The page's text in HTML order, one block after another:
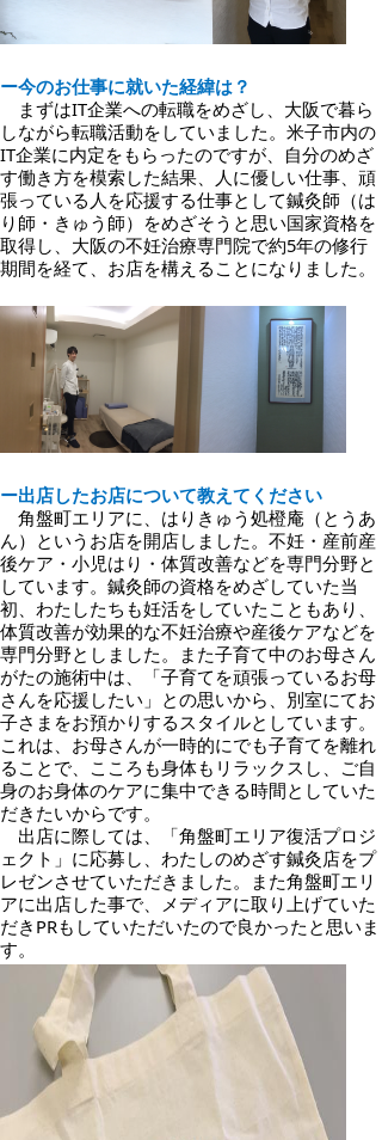
ー今のお仕事に就いた経緯は？
まずはIT企業への転職をめざし、大阪で暮ら
しながら転職活動をしていました。米子市内の
IT企業に内定をもらったのですが、自分のめざ
す働き方を模索した結果、人に優しい仕事、頑
張っている人を応援する仕事として鍼灸師（は
り師・きゅう師）をめざそうと思い国家資格を
取得し、大阪の不妊治療専門院で約5年の修行
期間を経て、お店を構えることになりました。
ー出店したお店について教えてください
角盤町エリアに、はりきゅう処橙庵（とうあ
ん）というお店を開店しました。不妊・産前産
後ケア・小児はり・体質改善などを専門分野と
しています。鍼灸師の資格をめざしていた当
初、わたしたちも妊活をしていたこともあり、
体質改善が効果的な不妊治療や産後ケアなどを
専門分野としました。また子育て中のお母さん
がたの施術中は、「子育てを頑張っているお母
さんを応援したい」との思いから、別室にてお
子さまをお預かりするスタイルとしています。
これは、お母さんが一時的にでも子育てを離れ
ることで、こころも身体もリラックスし、ご自
身のお身体のケアに集中できる時間としていた
だきたいからです。
出店に際しては、「角盤町エリア復活プロジ
ェクト」に応募し、わたしのめざす鍼灸店をプ
レゼンさせていただきました。また角盤町エリ
アに出店した事で、メディアに取り上げていた
だきPRもしていただいたので良かったと思いま
す。